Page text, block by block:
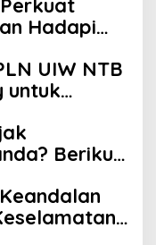
Hadapi
UIW NTB
untuk
Berikut